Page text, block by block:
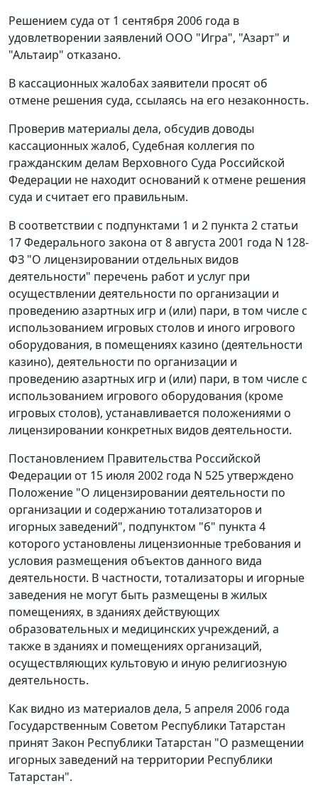
Решением суда от 1 сентября 2006 года в
удовлетворении заявлений ООО "Игра", "Азарт" и
"Альтаир" отказано.
В кассационных жалобах заявители просят об
отмене решения суда, ссылаясь на его незаконность.
Проверив материалы дела, обсудив доводы
кассационных жалоб, Судебная коллегия по
гражданским делам Верховного Суда Российской
Федерации не находит оснований к отмене решения
суда и считает его правильным.
В соответствии с подпунктами 1 и 2 пункта 2 статьи
17Федерального закона от 8 августа 2001 года N 128-
ФЗ "О лицензировании отдельных видов
деятельности" перечень работ и услуг при
осуществлении деятельности по организации и
проведению азартных игр и (или) пари, в том числе с
использованием игровых столов и иного игрового
оборудования, в помещениях казино (деятельности
казино), деятельности по организации и
проведению азартных игр и (или) пари, в том числе с
использованием игрового оборудования (кроме
игровых столов), устанавливается положениями о
лицензировании конкретных видов деятельности.
Постановлением Правительства Российской
Федерации от 15 июля 2002 года N 525 утверждено
Положение "О лицензировании деятельности по
организации и содержанию тотализаторов и
игорных заведений", подпунктом "б" пункта 4
которого установлены лицензионные требования и
условия размещения объектов данного вида
деятельности. В частности, тотализаторы и игорные
заведения не могут быть размещены в жилых
помещениях, в зданиях действующих
образовательных и медицинских учреждений, а
также в зданиях и помещениях организаций,
осуществляющих культовую и иную религиозную
деятельность.
Как видно из материалов дела, 5 апреля 2006 года
Государственным Советом Республики Татарстан
принятЗакон Республики Татарстан "О размещении
игорных заведений на территории Республики
Татарстан".